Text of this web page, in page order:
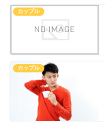
カップル
カップル